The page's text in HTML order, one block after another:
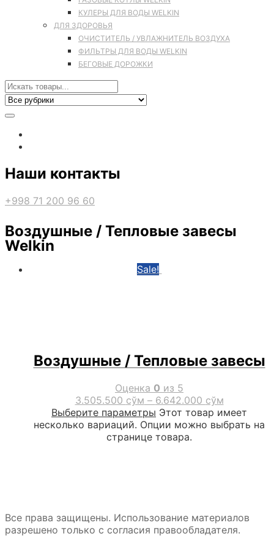
КУЛЕРЫ ДЛЯ ВОДЫ WELKIN
ДЛЯ ЗДОРОВЬЯ
ОЧИСТИТЕЛЬ / УВЛАЖНИТЕЛЬ ВОЗДУХА
ФИЛЬТРЫ ДЛЯ ВОДЫ WELKIN
БЕГОВЫЕ ДОРОЖКИ
Наши контакты
+998 71 200 96 60
Воздушные / Тепловые завесы
Welkin
Sale!
Воздушные / Тепловые завесы
Оценка 0 из 5
3.505.500 сўм – 6.642.000 сўм
Выберите параметры Этот товар имеет
несколько вариаций. Опции можно выбрать на
странице товара.
Все права защищены. Использование материалов
разрешено только с согласия правообладателя.